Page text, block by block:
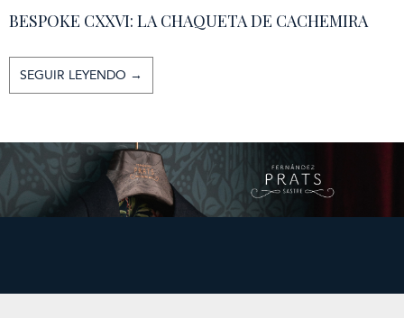
BESPOKE CXXVI: LA CHAQUETA DE CACHEMIRA
SEGUIR LEYENDO →